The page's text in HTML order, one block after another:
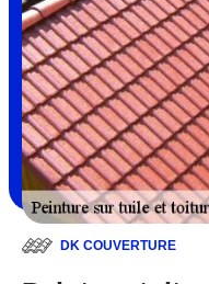
DK COUVERTURE